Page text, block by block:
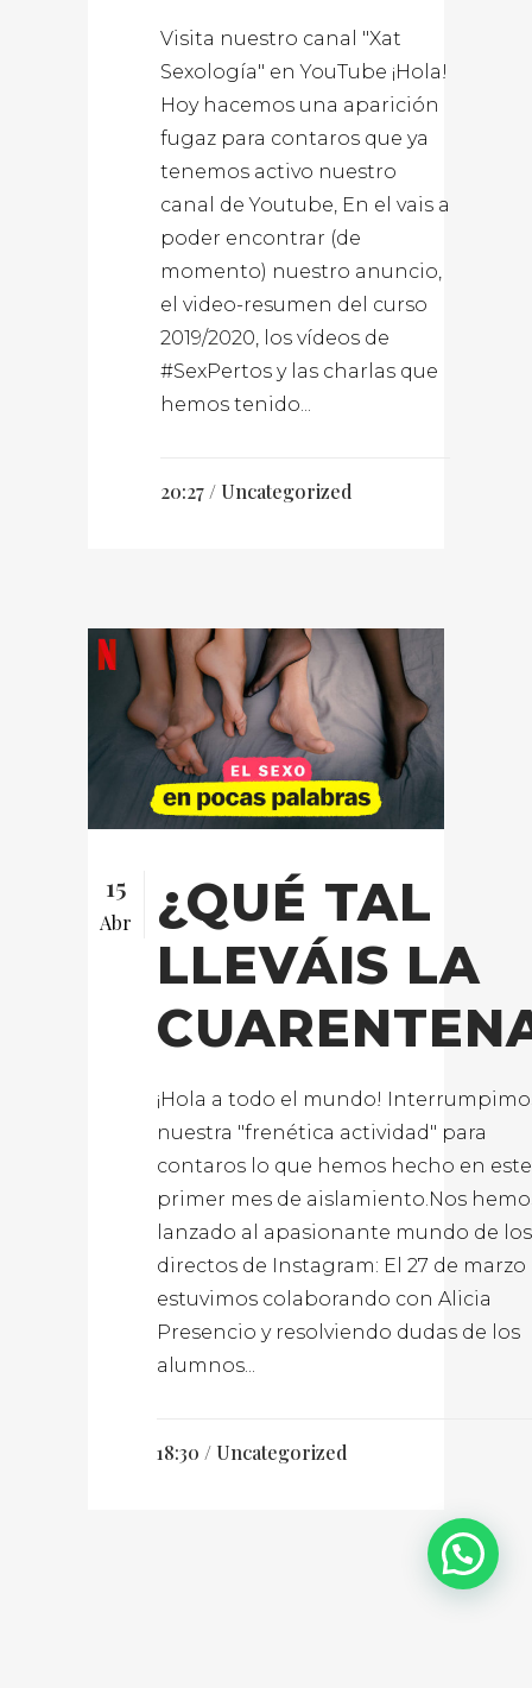
Visita nuestro canal "Xat
Sexología" en YouTube ¡Hola!
Hoy hacemos una aparición
fugaz para contaros que ya
tenemos activo nuestro
canal de Youtube, En el vais a
poder encontrar (de
momento) nuestro anuncio,
el video-resumen del curso
2019/2020, los vídeos de
#SexPertos y las charlas que
hemos tenido...
20:27 / Uncategorized
15
Abr
¿QUÉ TAL
LLEVÁIS LA
¡Hola a todo el mundo!
nuestra "frenética actividad" para
contaros lo que hemos hecho en este
primer mes de aislamiento.Nos
lanzado al apasionante mundo de los
directos de Instagram: El 27 de marzo
estuvimos colaborando con Alicia
Presencio y resolviendo dudas de los
alumnos...
18:30 / Uncategorized